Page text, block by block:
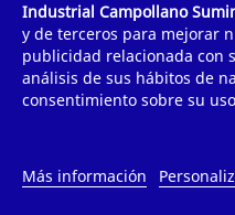
Envíanos tu
¿QUIÉNES SOMOS?
Industrial Campollano
y de terceros para mejorar
publicidad relacionada con
análisis de sus hábitos de
consentimiento sobre su
Más información